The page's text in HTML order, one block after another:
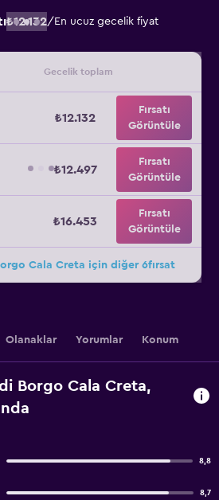
₺12.132/ En ucuz gecelik fiyat
Gecelik toplam
₺12.132
Fırsatı
Görüntüle
₺12.497
Fırsatı
Görüntüle
₺16.453
Fırsatı
Görüntüle
Cala Creta için diğer 6fırsat
Olanaklar Yorumlar Konum
Borgo Cala Creta,
8,8
8,7